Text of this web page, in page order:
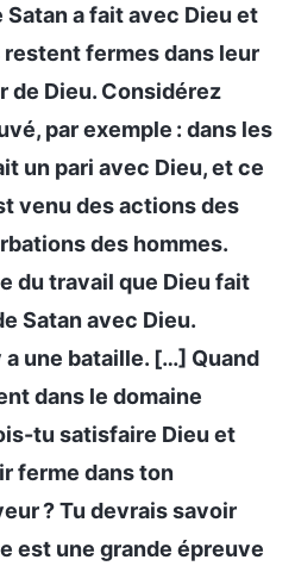
a fait avec Dieu et
fermes dans leur
de Dieu. Considérez
par exemple : dans les
un pari avec Dieu, et ce
venu des actions des
des hommes.
du travail que Dieu fait
Satan avec Dieu.
une bataille. […] Quand
dans le domaine
tu satisfaire Dieu et
ferme dans ton
? Tu devrais savoir
est une grande épreuve